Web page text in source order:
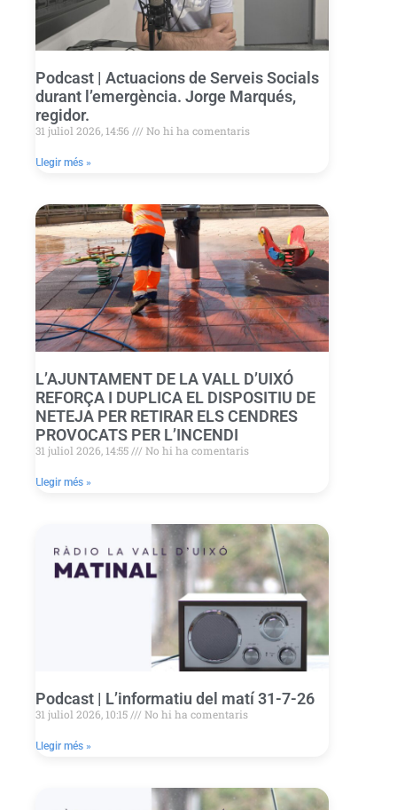
Podcast | Actuacions de Serveis Socials
durant l’emergència. Jorge Marqués,
regidor.
31 juliol 2026, 14:56 No hi ha comentaris
Llegir més »
L’AJUNTAMENT DE LA VALL D’UIXÓ
REFORÇA I DUPLICA EL DISPOSITIU DE
NETEJA PER RETIRAR ELS CENDRES
PROVOCATS PER L’INCENDI
31 juliol 2026, 14:55 No hi ha comentaris
Llegir més »
Podcast | L’informatiu del matí 31-7-26
31 juliol 2026, 10:15 No hi ha comentaris
Llegir més »